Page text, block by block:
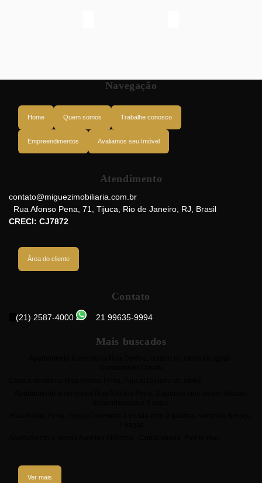
Rua Haddock Lobo, 20260-142, Tijuca, Rio de Janeiro, Rio de Janeiro,
Navegação
Home Quem somos Trabalhe conosco
Empreendimentos Avaliamos seu Imóvel
Atendimento
contato@miguezimobiliaria.com.br
Rua Afonso Pena 71 Tijuca Rio de Janeiro RJ
Brasil
CRECI: CJ7872
Área do cliente
Contato
(21) 2587-4000 21 99635-9994
Mais buscados
Ver mais